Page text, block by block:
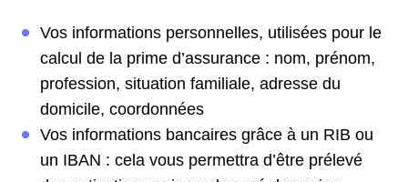
Vos informations personnelles, utilisées pour le
calcul de la prime d’assurance : nom, prénom,
profession, situation familiale, adresse du
domicile, coordonnées
Vos informations bancaires grâce à un RIB ou
un IBAN : cela vous permettra d’être prélevé